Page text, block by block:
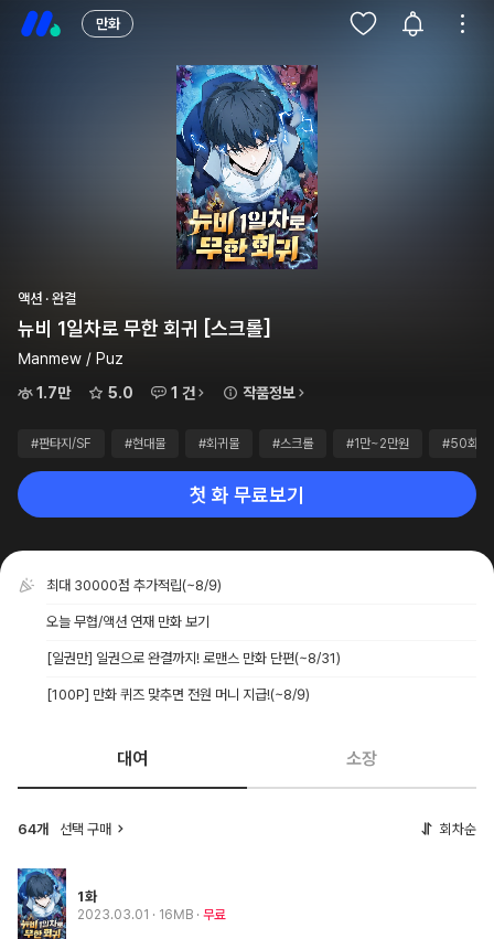
만화
액션 · 완결
뉴비 1일차로 무한 회귀 [스크롤]
Manmew / Puz
1.7만
5.0 1 건 작품정보
#판타지/SF #현대물 #회귀물 #스크롤 #1만~2만원 #50화이
첫 화 무료보기
최대 30000점 추가적립(~8/9)
오늘 무협/액션 연재 만화 보기
[일권만] 일권으로 완결까지! 로맨스 만화 단편(~8/31)
[100P] 만화 퀴즈 맞추면 전원 머니 지급!(~8/9)
대여 소장
64개 선택 구매 회차순
1화
2023.03.01 · 16MB 무료